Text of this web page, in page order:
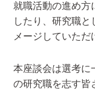
就職活動の進め方
したり、研究職と
メージしていただ
本座談会は選考に
の研究職を志す皆